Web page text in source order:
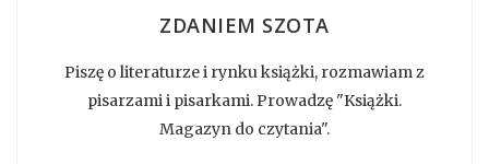
ZDANIEM SZOTA
Piszę o literaturze i rynku książki, rozmawiam z
pisarzami i pisarkami. Prowadzę "Książki.
Magazyn do czytania".